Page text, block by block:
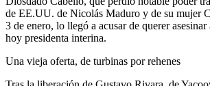
de EE.UU. de Nicolás Maduro y de su mujer
3 de enero, lo llegó a acusar de querer
hoy presidenta interina.
Una vieja oferta, de turbinas por rehenes